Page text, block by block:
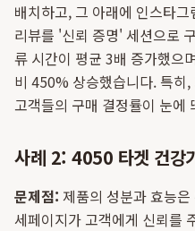
배치하고, 그 아래에 인스타
리뷰를 '신뢰 증명' 세션으로
류 시간이 평균 3배 증가했으
비 450% 상승했습니다. 특히
고객들의 구매 결정률이 눈에
사례 2: 4050 타겟 건강
문제점: 제품의 성분과 효능
세페이지가 고객에게 신뢰를